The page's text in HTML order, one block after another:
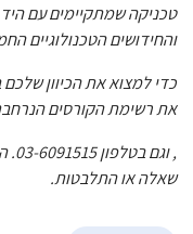
טכניקה שמתקיימים עם
והחידושים הטכנולוגיים
כדי למצוא את הכיוון
את רשימת הקורסים
,
שאלה או התלבטות.